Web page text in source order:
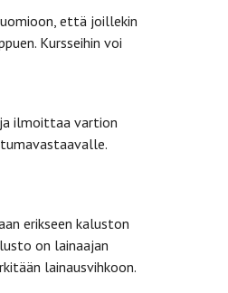
että joillekin
Kursseihin voi
ja ilmoittaa vartion
erikseen kaluston
on lainaajan
lainausvihkoon.